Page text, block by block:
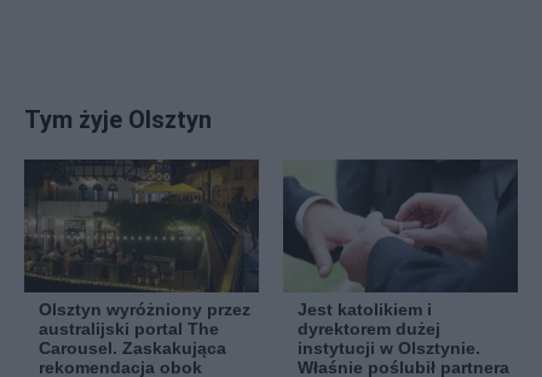
Tym żyje Olsztyn
Olsztyn wyróżniony przez
australijski portal The
Carousel. Zaskakująca
rekomendacja obok
Jest katolikiem i
dyrektorem dużej
instytucji w Olsztynie.
Właśnie poślubił partnera